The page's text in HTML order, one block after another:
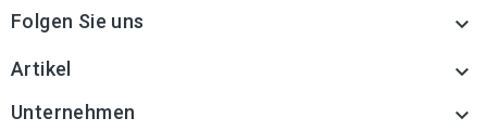
Folgen Sie uns 
Artikel 
Unternehmen 